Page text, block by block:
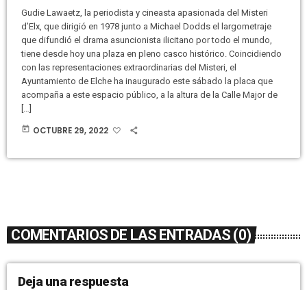
Gudie Lawaetz, la periodista y cineasta apasionada del Misteri
d’Elx, que dirigió en 1978 junto a Michael Dodds el largometraje
que difundió el drama asuncionista ilicitano por todo el mundo,
tiene desde hoy una plaza en pleno casco histórico. Coincidiendo
con las representaciones extraordinarias del Misteri, el
Ayuntamiento de Elche ha inaugurado este sábado la placa que
acompaña a este espacio público, a la altura de la Calle Major de
today OCTUBRE 29, 2022
COMENTARIOS DE LAS ENTRADAS (0)
Deja una respuesta